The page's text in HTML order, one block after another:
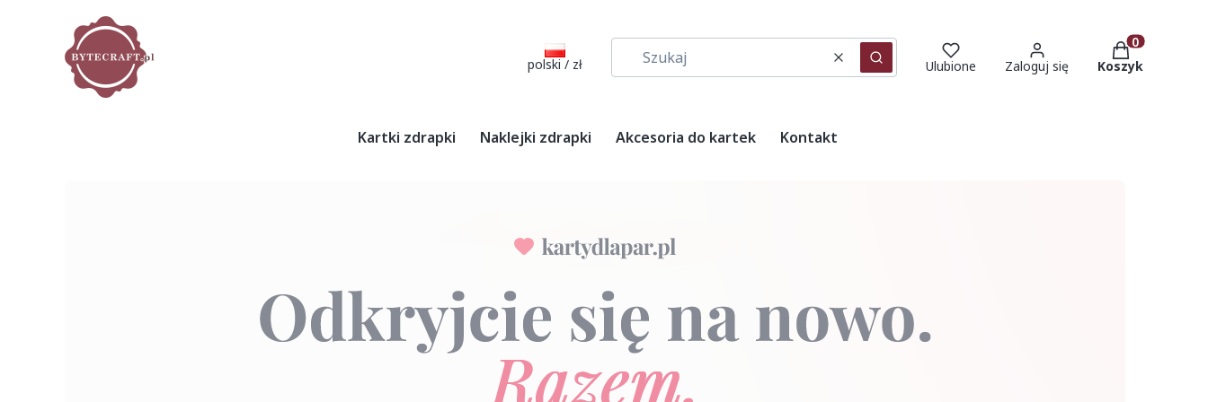
polski / zł WyczyśćSzukaj Ulubione Zaloguj się
Produkty w
Koszyk
Kartki zdrapki Naklejki zdrapki Akcesoria do kartek Kontakt